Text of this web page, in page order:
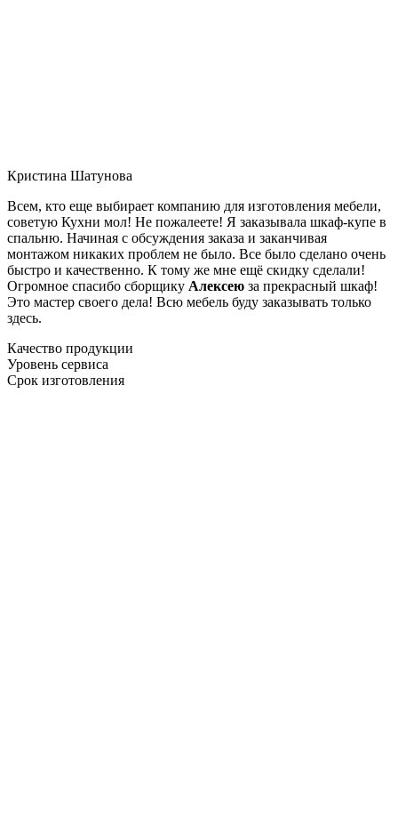
Кристина Шатунова
Всем, кто еще выбирает компанию для изготовления мебели,
советую Кухни мол! Не пожалеете! Я заказывала шкаф-купе в
спальню. Начиная с обсуждения заказа и заканчивая
монтажом никаких проблем не было. Все было сделано очень
быстро и качественно. К тому же мне ещё скидку сделали!
Огромное спасибо сборщику Алексею за прекрасный шкаф!
Это мастер своего дела! Всю мебель буду заказывать только
здесь.
Качество продукции
Уровень сервиса
Срок изготовления